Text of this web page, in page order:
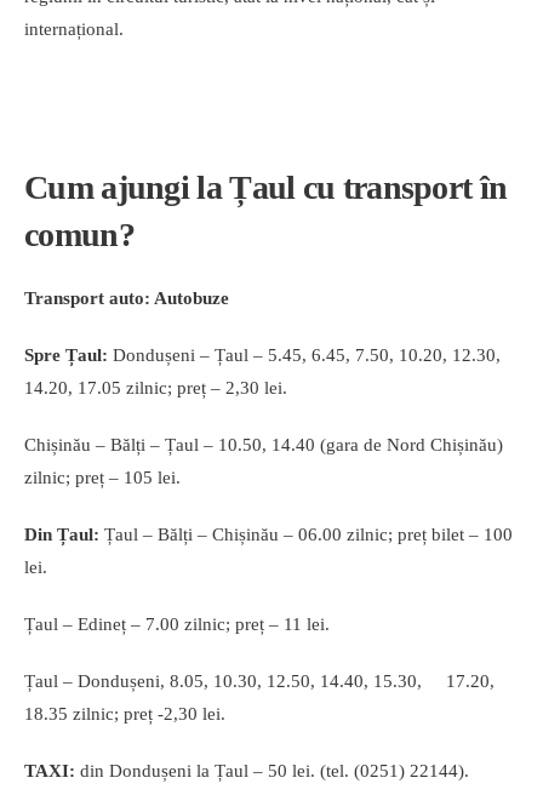
internațional.
Cum ajungi la Țaul cu transport în
comun?
Transport auto: Autobuze
Spre Țaul: Dondușeni – Țaul – 5.45, 6.45, 7.50, 10.20, 12.30,
14.20, 17.05 zilnic; preț – 2,30 lei.
Chișinău – Bălți – Țaul – 10.50, 14.40 (gara de Nord Chișinău)
zilnic; preț – 105 lei.
Din Țaul: Țaul – Bălți – Chișinău – 06.00 zilnic; preț bilet – 100
lei.
Țaul – Edineț – 7.00 zilnic; preț – 11 lei.
Țaul – Dondușeni, 8.05, 10.30, 12.50, 14.40, 15.30, 17.20,
18.35 zilnic; preț -2,30 lei.
TAXI: din Dondușeni la Țaul – 50 lei. (tel. (0251) 22144).